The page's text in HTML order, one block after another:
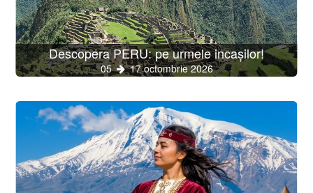
Descopera PERU: pe urmele incașilor!
05 17 octombrie 2026